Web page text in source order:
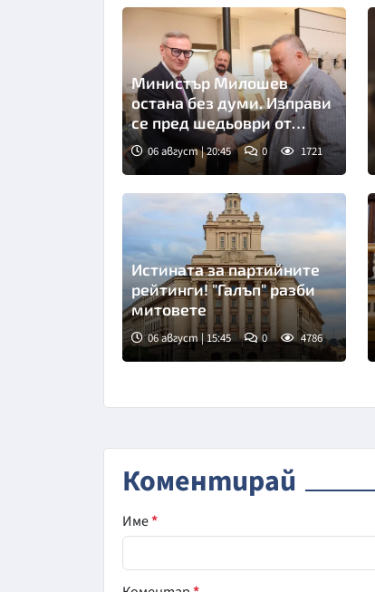
Министър Милошев
остана без думи. Изправи
се пред шедьоври от
хилядолетия (СНИМКИ)
06 август | 20:45 0 1721
Истината за партийните
рейтинги! "Галъп" разби
митовете
06 август | 15:45 0 4786
Коментирай
Име*